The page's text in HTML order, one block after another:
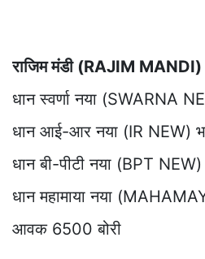
राजिम मंडी (RAJIM MANDI)
धान स्वर्णा नया (SWARNA
धान आई-आर नया (IR NEW)
धान बी-पीटी नया (BPT
धान महामाया नया
आवक 6500 बोरी